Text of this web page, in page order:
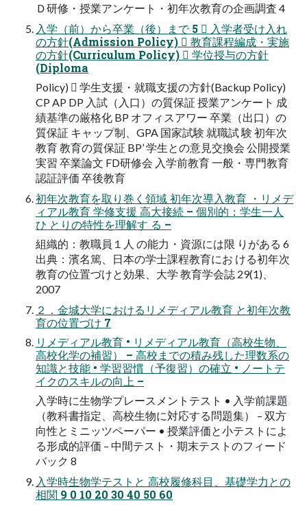
Ｄ研修・授業アンケート・初年次教育の企画調査 4
入学（前）から卒業（後）まで 5  入学者受け入れ
の方針(Admission Policy)  教育課程編成・実施
の方針(Curriculum Policy)  学位授与の方針
(Diploma
Policy)  学生支援・就職支援の方針(Backup Policy)
CP AP DP 入試（入口）の質保証 授業アンケート 成
績基準の厳格化 BP オフィスアワー 卒業（出口）の
質保証 キャップ制、GPA 国家試験 就職試 験 初年次
教育 教育の質保証 BP’ 学生との意見交換会 公開授業
実習 卒業論文 FD研修会 入学前教育 一般・専門教育
認証評価 卒後教育
初年次教育を取り巻く領域 初年次導入教育 ・リメデ
ィアル教育 学修支援 高大接続 – 個別的：学生一人
ひ とりの特性を理解す る –
組織的：教職員１人 の能力・資源には限 りがある 6
出典：濱名篤、日本の学士課程教育にお ける初年次
教育の位置づけと効果、大学 教育学会誌 29(1)、
2007
２．金城大学におけるリメディアル教育 と初年次教
育の位置づけ 7
リメディアル教育 • リメディアル教育（高校生物、
高校化学の補習） – 高校までの積み残した理数系の
知識と技能 • 学習習慣（予復習）の確立 • ノートテ
イクのスキルの向上 –
入学時に生物学プレースメントテスト • 入学前課題
（教科書指定、高校生物に対応する問題集） – 双方
向性とミニッツペーパー • 授業評価と小テストによ
る形成的評価 – 中間テスト・期末テストのフィード
バック 8
入学時生物学テストと 高校履修科目、基礎学力との
相関 9 0 10 20 30 40 50 60